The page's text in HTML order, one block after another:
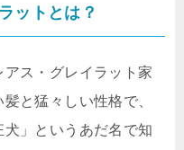
ットとは？
アス・グレイラット家
と猛々しい性格で、
」というあだ名で知